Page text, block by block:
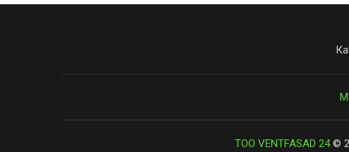
ТОО VENTFASAD 24©